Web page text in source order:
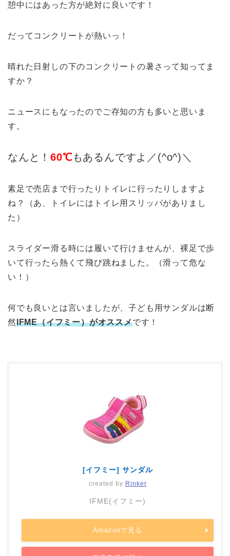
憩中にはあった方が絶対に良いです！
だってコンクリートが熱いっ！
晴れた日射しの下のコンクリートの暑さって知ってま
すか？
ニュースにもなったのでご存知の方も多いと思いま
す。
なんと！60℃もあるんですよ／(^o^)＼
素足で売店まで行ったりトイレに行ったりしますよ
ね？（あ、トイレにはトイレ用スリッパがありまし
た）
スライダー滑る時には履いて行けませんが、裸足で歩
いて行ったら熱くて飛び跳ねました。（滑って危な
い！）
何でも良いとは言いましたが、子ども用サンダルは断
然IFME（イフミー）がオススメです！
[イフミー] サンダル
created by Rinker
IFME(イフミー)
Amazonで見る